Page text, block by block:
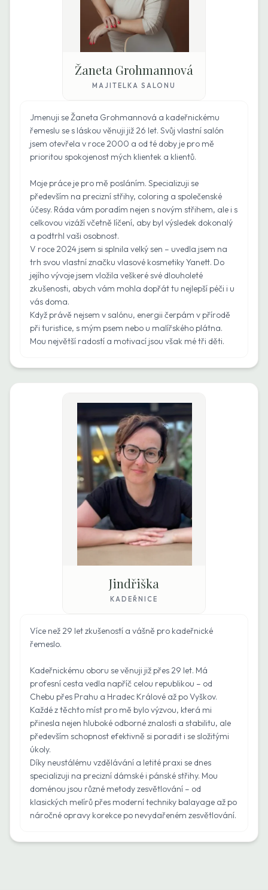
Žaneta Grohmannová
MAJITELKA SALONU
Jmenuji se Žaneta Grohmannová a kadeřnickému
řemeslu se s láskou věnuji již 26 let. Svůj vlastní salón
jsem otevřela v roce 2000 a od té doby je pro mě
prioritou spokojenost mých klientek a klientů.
Moje práce je pro mě posláním. Specializuji se
především na precizní střihy, coloring a společenské
účesy. Ráda vám poradím nejen s novým střihem, ale i s
celkovou vizáží včetně líčení, aby byl výsledek dokonalý
a podtrhl vaši osobnost.
V roce 2024 jsem si splnila velký sen – uvedla jsem na
trh svou vlastní značku vlasové kosmetiky Yanett. Do
jejího vývoje jsem vložila veškeré své dlouholeté
zkušenosti, abych vám mohla dopřát tu nejlepší péči i u
vás doma.
Když právě nejsem v salónu, energii čerpám v přírodě
při turistice, s mým psem nebo u malířského plátna.
Mou největší radostí a motivací jsou však mé tři děti.
Jindřiška
KADEŘNICE
Více než 29 let zkušeností a vášně pro kadeřnické
řemeslo.
Kadeřnickému oboru se věnuji již přes 29 let. Má
profesní cesta vedla napříč celou republikou – od
Chebu přes Prahu a Hradec Králové až po Vyškov.
Každé z těchto míst pro mě bylo výzvou, která mi
přinesla nejen hluboké odborné znalosti a stabilitu, ale
především schopnost efektivně si poradit i se složitými
úkoly.
Díky neustálému vzdělávání a letité praxi se dnes
specializuji na precizní dámské i pánské střihy. Mou
doménou jsou různé metody zesvětlování – od
klasických melírů přes moderní techniky balayage až po
náročné opravy korekce po nevydařeném zesvětlování.